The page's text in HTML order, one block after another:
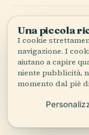
Una piccola
I cookie
navigazione. I
aiutano a capire
niente pubblicità,
momento dal piè